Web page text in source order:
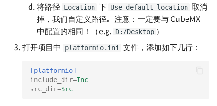
将路径 Location 下 Use default location 取消
掉，我们自定义路径。注意：一定要与 CubeMX
中配置的相同！（e.g. D:/Desktop ）
打开项目中
platformio.ini 文件，添加如下几行：
[platformio]
include_dir=Inc
src_dir=Src